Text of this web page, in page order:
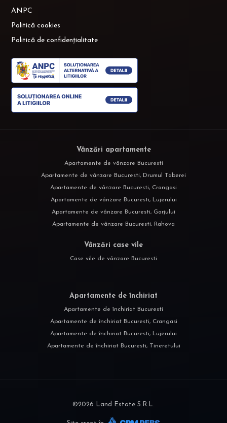
ANPC
Politică cookies
Politică de confidențialitate
Vânzări apartamente
Apartamente de vânzare Bucuresti
Apartamente de vânzare Bucuresti, Drumul Taberei
Apartamente de vânzare Bucuresti, Crangasi
Apartamente de vânzare Bucuresti, Lujerului
Apartamente de vânzare Bucuresti, Gorjului
Apartamente de vânzare Bucuresti, Rahova
Vânzări case vile
Case vile de vânzare Bucuresti
Apartamente de închiriat
Apartamente de închiriat Bucuresti
Apartamente de închiriat Bucuresti, Crangasi
Apartamente de închiriat Bucuresti, Lujerului
Apartamente de închiriat Bucuresti, Tineretului
©2026 Land Estate S.R.L.